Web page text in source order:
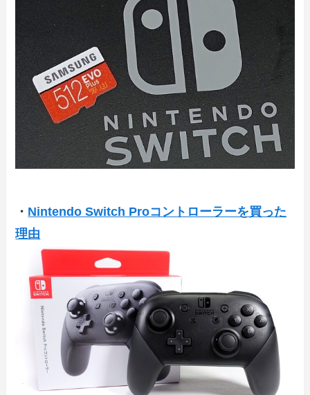
・ Nintendo Switch Proコントローラーを買った
理由